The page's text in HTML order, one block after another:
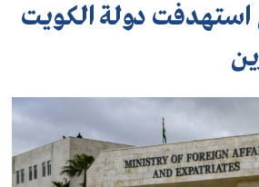
استهدفت دولة الكويت